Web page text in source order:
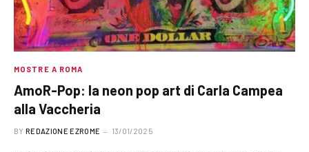
MOSTRE A ROMA
AmoR-Pop: la neon pop art di Carla Campea
alla Vaccheria
BY REDAZIONE EZROME 13/01/2025